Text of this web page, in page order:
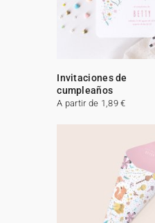
Invitaciones de
cumpleaños
A partir de 1,89 €